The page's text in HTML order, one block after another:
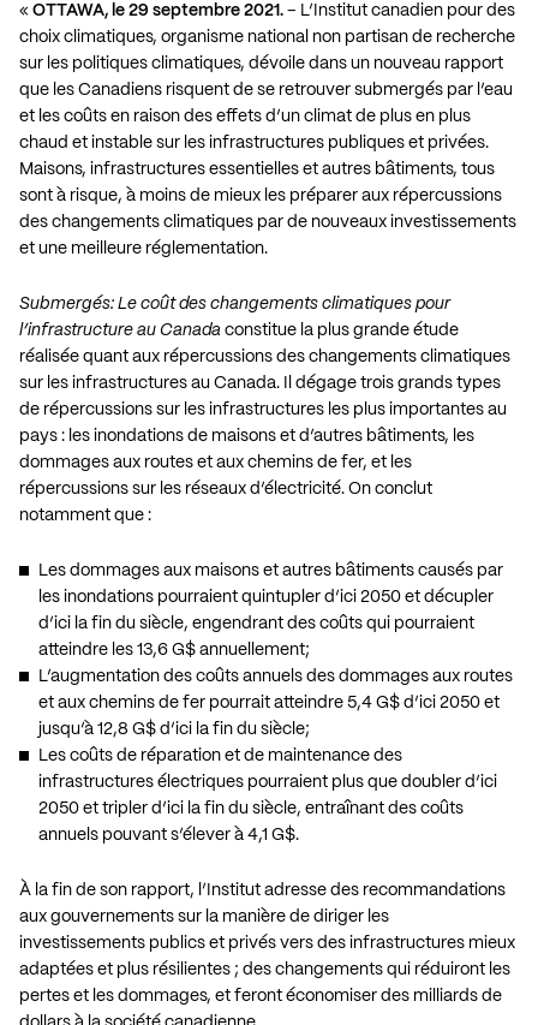
« OTTAWA, le 29 septembre 2021. – L’Institut canadien pour des
choix climatiques, organisme national non partisan de recherche
sur les politiques climatiques, dévoile dans un nouveau rapport
que les Canadiens risquent de se retrouver submergés par l’eau
et les coûts en raison des effets d’un climat de plus en plus
chaud et instable sur les infrastructures publiques et privées.
Maisons, infrastructures essentielles et autres bâtiments, tous
sont à risque, à moins de mieux les préparer aux répercussions
des changements climatiques par de nouveaux investissements
et une meilleure réglementation.
Submergés: Le coût des changements climatiques pour
l’infrastructure au Canada constitue la plus grande étude
réalisée quant aux répercussions des changements climatiques
sur les infrastructures au Canada. Il dégage trois grands types
de répercussions sur les infrastructures les plus importantes au
pays : les inondations de maisons et d’autres bâtiments, les
dommages aux routes et aux chemins de fer, et les
répercussions sur les réseaux d’électricité. On conclut
notamment que :
Les dommages aux maisons et autres bâtiments causés par
les inondations pourraient quintupler d’ici 2050 et décupler
d’ici la fin du siècle, engendrant des coûts qui pourraient
atteindre les 13,6 G$ annuellement;
L’augmentation des coûts annuels des dommages aux routes
et aux chemins de fer pourrait atteindre 5,4 G$ d’ici 2050 et
jusqu’à 12,8 G$ d’ici la fin du siècle;
Les coûts de réparation et de maintenance des
infrastructures électriques pourraient plus que doubler d’ici
2050 et tripler d’ici la fin du siècle, entraînant des coûts
annuels pouvant s’élever à 4,1 G$.
À la fin de son rapport, l’Institut adresse des recommandations
aux gouvernements sur la manière de diriger les
investissements publics et privés vers des infrastructures mieux
adaptées et plus résilientes ; des changements qui réduiront les
pertes et les dommages, et feront économiser des milliards de